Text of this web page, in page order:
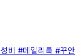
비 #데일리룩 #꾸안